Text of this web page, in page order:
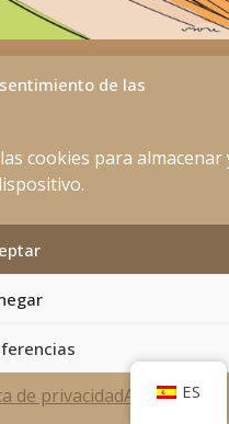
de las
cookies para almacenar
de privacidadAviso Legal
ES